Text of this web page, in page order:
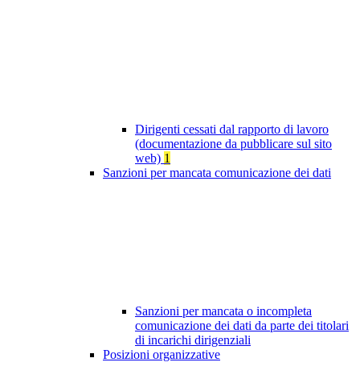
Dirigenti cessati dal rapporto di lavoro
(documentazione da pubblicare sul sito
web) 1
Sanzioni per mancata comunicazione dei dati
Sanzioni per mancata o incompleta
comunicazione dei dati da parte dei titolari
di incarichi dirigenziali
Posizioni organizzative